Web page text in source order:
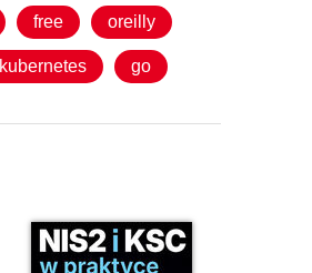
free oreilly
kubernetes go